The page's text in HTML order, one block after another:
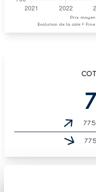
Prix
Evolution de la cote ©
775
775